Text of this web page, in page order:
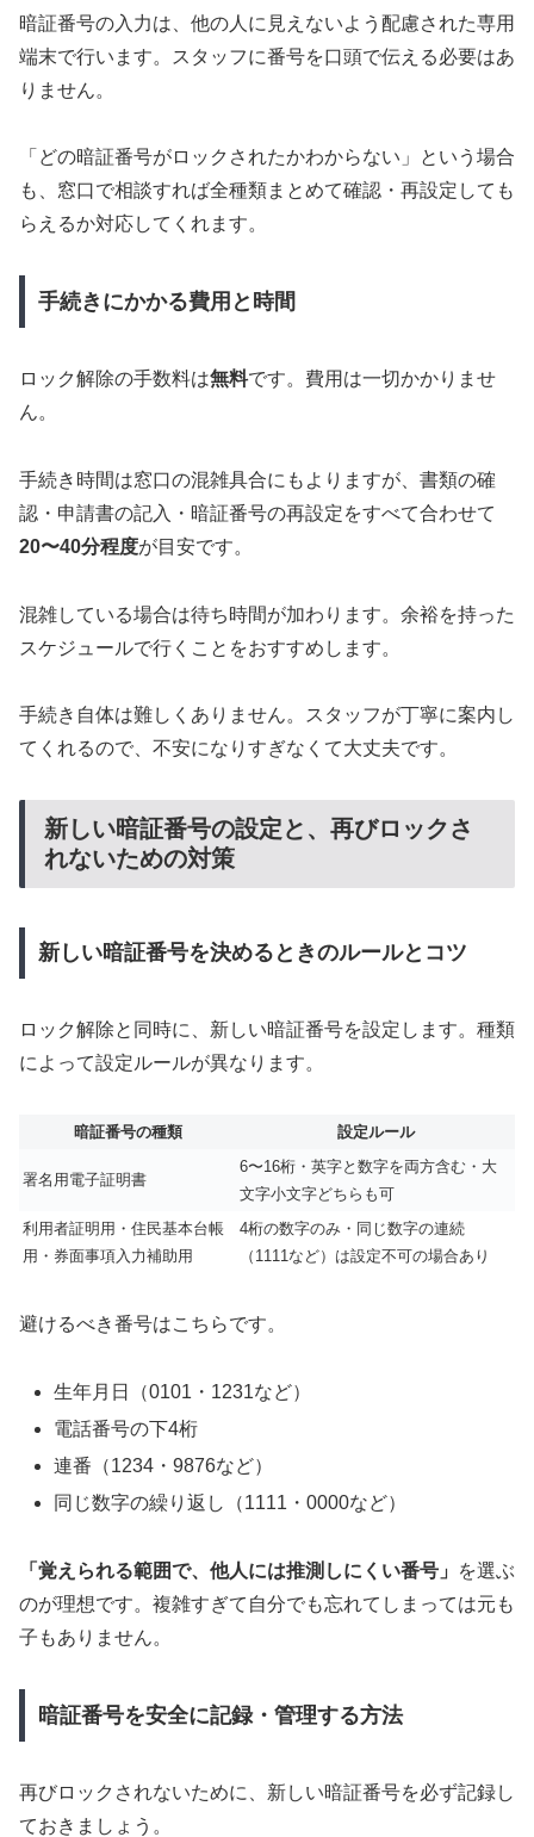
暗証番号の入力は、他の人に見えないよう配慮された専用
端末で行います。スタッフに番号を口頭で伝える必要はあ
りません。
「どの暗証番号がロックされたかわからない」という場合
も、窓口で相談すれば全種類まとめて確認・再設定しても
らえるか対応してくれます。
手続きにかかる費用と時間
ロック解除の手数料は無料です。費用は一切かかりませ
ん。
手続き時間は窓口の混雑具合にもよりますが、書類の確
認・申請書の記入・暗証番号の再設定をすべて合わせて
20〜40分程度が目安です。
混雑している場合は待ち時間が加わります。余裕を持った
スケジュールで行くことをおすすめします。
手続き自体は難しくありません。スタッフが丁寧に案内し
てくれるので、不安になりすぎなくて大丈夫です。
新しい暗証番号の設定と、再びロックさ
れないための対策
新しい暗証番号を決めるときのルールとコツ
ロック解除と同時に、新しい暗証番号を設定します。種類
によって設定ルールが異なります。
暗証番号の種類 設定ルール
署名用電子証明書
6〜16桁・英字と数字を両方含む・大
文字小文字どちらも可
利用者証明用・住民基本台帳
用・券面事項入力補助用
4桁の数字のみ・同じ数字の連続
（1111など）は設定不可の場合あり
避けるべき番号はこちらです。
生年月日（0101・1231など）
電話番号の下4桁
連番（1234・9876など）
同じ数字の繰り返し（1111・0000など）
「覚えられる範囲で、他人には推測しにくい番号」
を選ぶ
のが理想です。複雑すぎて自分でも忘れてしまっては元も
子もありません。
暗証番号を安全に記録・管理する方法
再びロックされないために、新しい暗証番号を必ず記録し
ておきましょう。